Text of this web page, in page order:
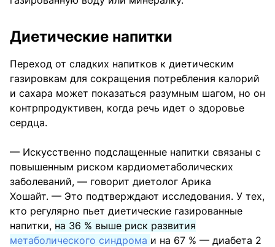
Диетические напитки
Переход от сладких напитков к диетическим
газировкам для сокращения потребления калорий
и сахара может показаться разумным шагом, но он
контрпродуктивен, когда речь идет о здоровье
сердца.
— Искусственно подслащенные напитки связаны с
повышенным риском кардиометаболических
заболеваний, — говорит диетолог Арика
Хошайт. — Это подтверждают исследования. У тех,
кто регулярно пьет диетические газированные
напитки, на 36 % выше риск развития
метаболического синдрома и на 67 % — диабета 2